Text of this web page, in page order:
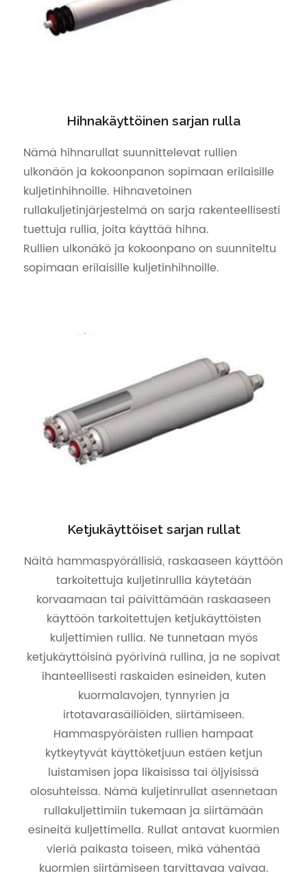
Hihnakäyttöinen sarjan rulla
Nämä hihnarullat suunnittelevat rullien
ulkonäön ja kokoonpanon sopimaan erilaisille
kuljetinhihnoille. Hihnavetoinen
rullakuljetinjärjestelmä on sarja rakenteellisesti
tuettuja rullia, joita käyttää hihna.
Rullien ulkonäkö ja kokoonpano on suunniteltu
sopimaan erilaisille kuljetinhihnoille.
Ketjukäyttöiset sarjan rullat
Näitä hammaspyörällisiä, raskaaseen käyttöön
tarkoitettuja kuljetinrullia käytetään
korvaamaan tai päivittämään raskaaseen
käyttöön tarkoitettujen ketjukäyttöisten
kuljettimien rullia. Ne tunnetaan myös
ketjukäyttöisinä pyörivinä rullina, ja ne sopivat
ihanteellisesti raskaiden esineiden, kuten
kuormalavojen, tynnyrien ja
irtotavarasäiliöiden, siirtämiseen.
Hammaspyöräisten rullien hampaat
kytkeytyvät käyttöketjuun estäen ketjun
luistamisen jopa likaisissa tai öljyisissä
olosuhteissa. Nämä kuljetinrullat asennetaan
rullakuljettimiin tukemaan ja siirtämään
esineitä kuljettimella. Rullat antavat kuormien
vieriä paikasta toiseen, mikä vähentää
kuormien siirtämiseen tarvittavaa vaivaa.